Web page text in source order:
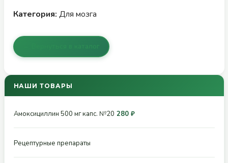
Категория: Для мозга
НАШИ ТОВАРЫ
Амоксициллин 500 мг капс. №20 280 ₽
Рецептурные препараты